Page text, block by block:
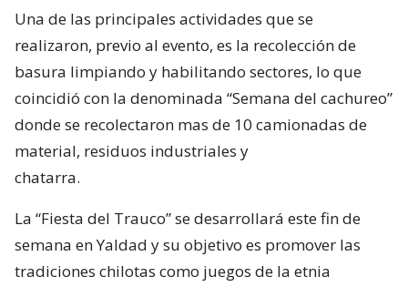
Una de las principales actividades que se
realizaron, previo al evento, es la recolección de
basura limpiando y habilitando sectores, lo que
coincidió con la denominada “Semana del cachureo”
donde se recolectaron mas de 10 camionadas de
material, residuos industriales y
chatarra.
La “Fiesta del Trauco” se desarrollará este fin de
semana en Yaldad y su objetivo es promover las
tradiciones chilotas como juegos de la etnia